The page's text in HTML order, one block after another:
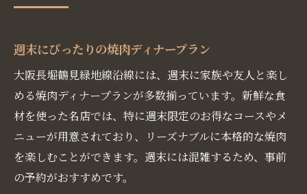
週末にぴったりの焼肉ディナープラン
大阪長堀鶴見緑地線沿線には、週末に家族や友人と楽し
める焼肉ディナープランが多数揃っています。新鮮な食
材を使った名店では、特に週末限定のお得なコースやメ
ニューが用意されており、リーズナブルに本格的な焼肉
を楽しむことができます。週末には混雑するため、事前
の予約がおすすめです。